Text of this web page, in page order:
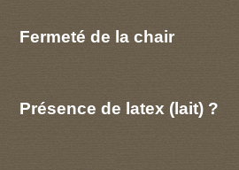
Fermeté de la chair
Présence de latex (lait) ?